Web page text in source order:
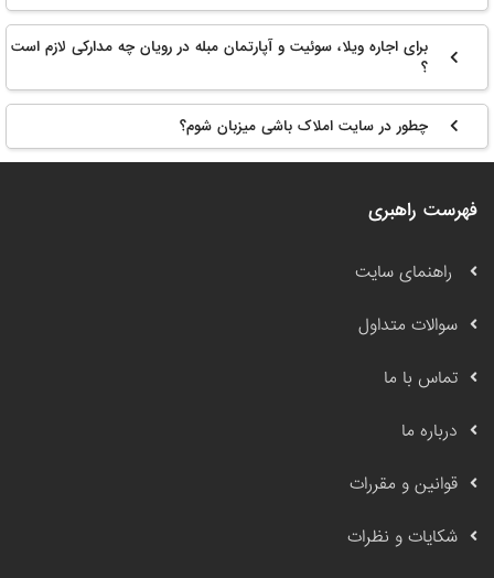
برای اجاره ویلا، سوئیت و آپارتمان مبله در رویان چه مدارکی لازم است
؟
چطور در سایت املاک باشی میزبان شوم؟
فهرست راهبری
راهنمای سایت
سوالات متداول
تماس با ما
درباره ما
قوانین و مقررات
شکایات و نظرات